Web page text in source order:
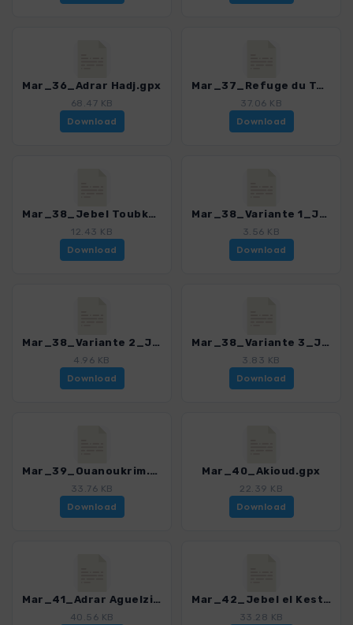
Mar_36_Adrar Hadj.gpx
68.47 KB
Download
Mar_37_Refuge du Toubkal les Mouflons.gpx
37.06 KB
Download
Mar_38_Jebel Toubkal Haupttour.gpx
12.43 KB
Download
Mar_38_Variante 1_Jebel Toubkal.gpx
3.56 KB
Download
Mar_38_Variante 2_Jebel Toubkal.gpx
4.96 KB
Download
Mar_38_Variante 3_Jebel Toubkal.gpx
3.83 KB
Download
Mar_39_Ouanoukrim.gpx
33.76 KB
Download
Mar_40_Akioud.gpx
22.39 KB
Download
Mar_41_Adrar Aguelzim.gpx
40.56 KB
Mar_42_Jebel el Kest.gpx
33.28 KB